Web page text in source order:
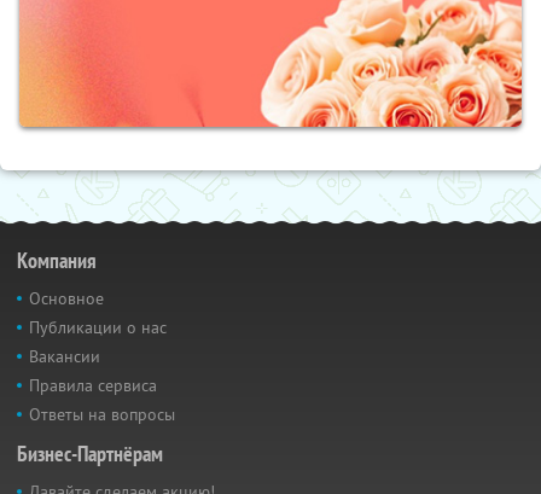
Компания
Основное
Публикации о нас
Вакансии
Правила сервиса
Ответы на вопросы
Бизнес-Партнёрам